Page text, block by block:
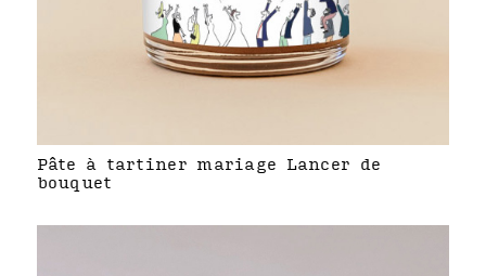
Pâte à tartiner mariage Lancer de
bouquet